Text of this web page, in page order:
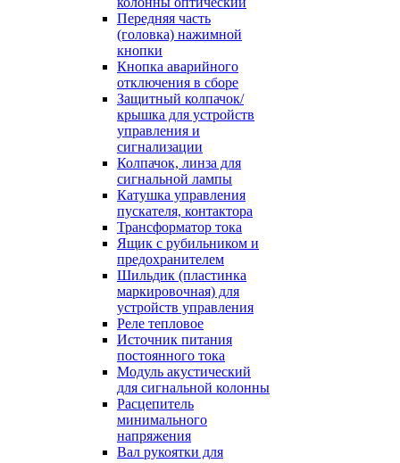
Передняя часть
(головка) нажимной
кнопки
Кнопка аварийного
отключения в сборе
Защитный колпачок/
крышка для устройств
управления и
сигнализации
Колпачок, линза для
сигнальной лампы
Катушка управления
пускателя, контактора
Трансформатор тока
Ящик с рубильником и
предохранителем
Шильдик (пластинка
маркировочная) для
устройств управления
Реле тепловое
Источник питания
постоянного тока
Модуль акустический
для сигнальной колонны
Расцепитель
минимального
напряжения
Вал рукоятки для